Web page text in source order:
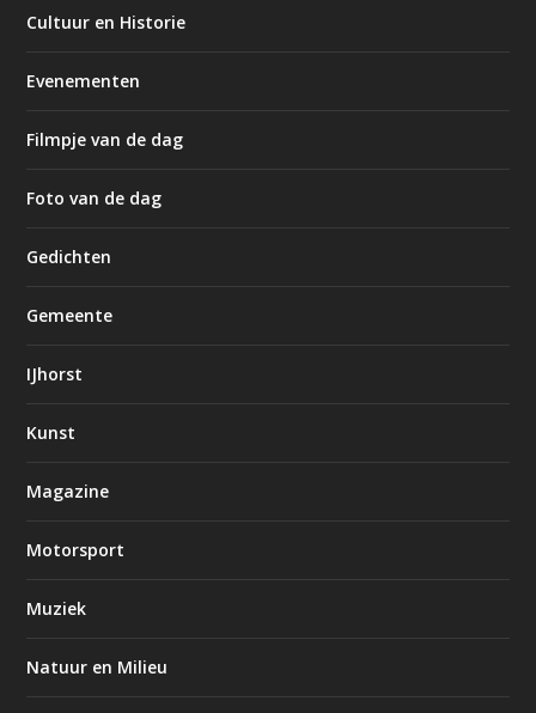
Cultuur en Historie
Evenementen
Filmpje van de dag
Foto van de dag
Gedichten
Gemeente
IJhorst
Kunst
Magazine
Motorsport
Muziek
Natuur en Milieu